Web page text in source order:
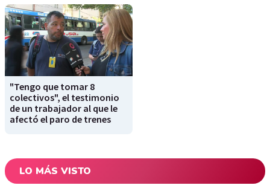
"Tengo que tomar 8
colectivos", el testimonio
de un trabajador al que le
afectó el paro de trenes
LO MÁS VISTO